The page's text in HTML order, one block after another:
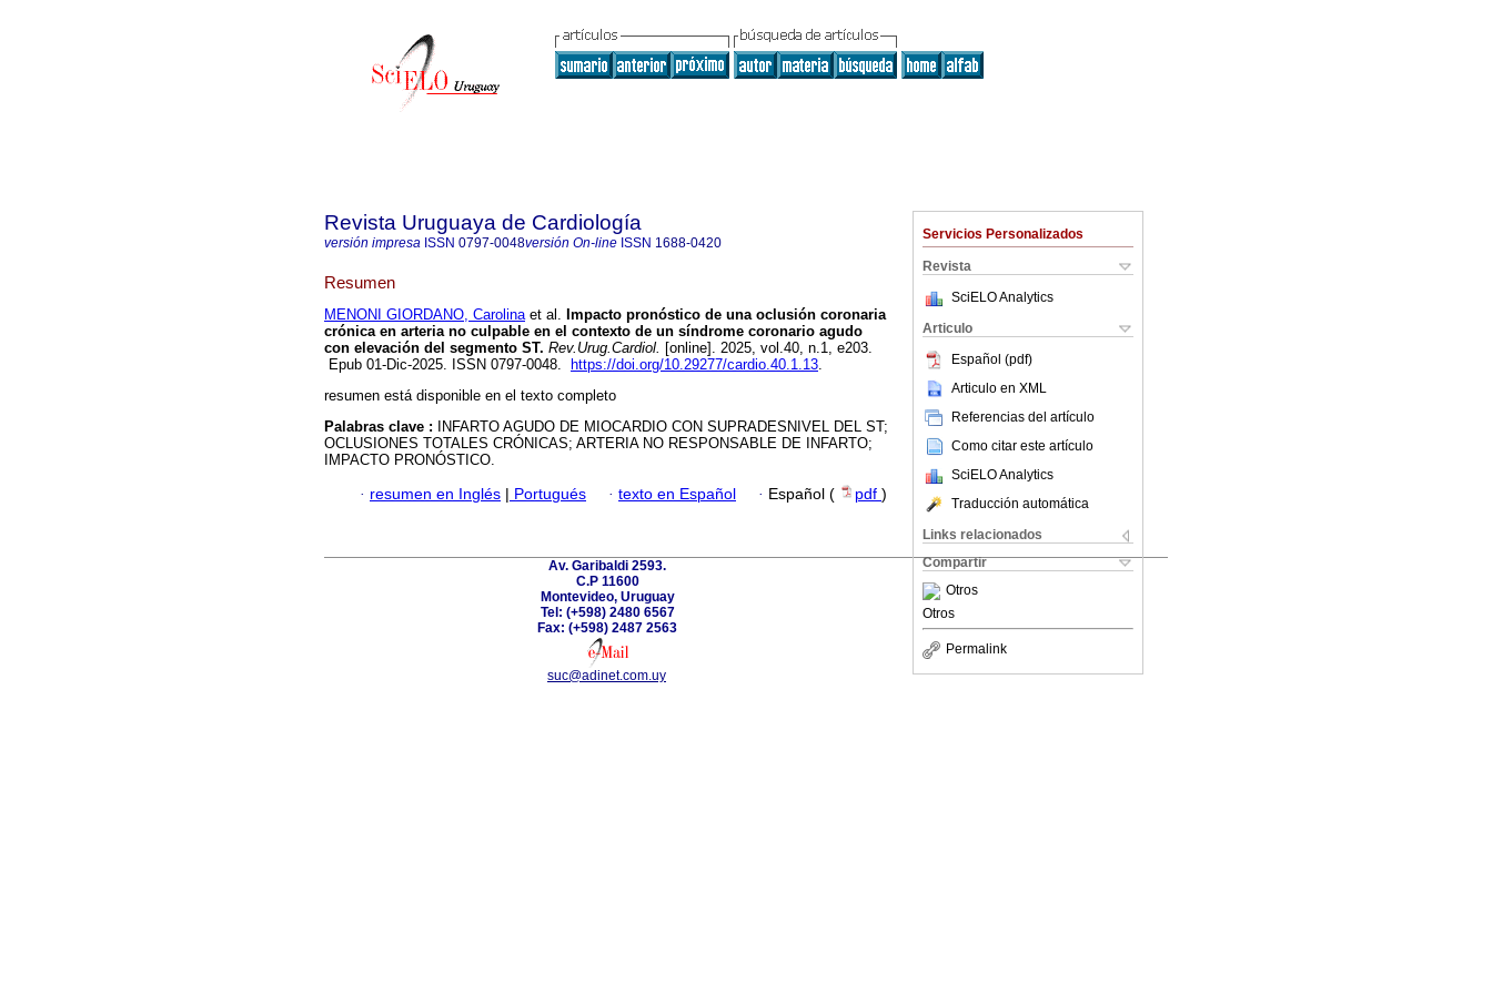
Servicios Personalizados
Revista
SciELO Analytics
Articulo
Español (pdf)
Articulo en XML
Referencias del artículo
Como citar este artículo
SciELO Analytics
Traducción automática
Links relacionados
Compartir
Otros
Otros
Permalink
Revista Uruguaya de Cardiología
versión impresa ISSN 0797-0048versión On-line ISSN 1688-0420
Resumen
MENONI GIORDANO, Carolinaet al. Impacto pronóstico de una oclusión coronaria
crónica en arteria no culpable en el contexto de un síndrome coronario agudo
con elevación del segmento ST. Rev.Urug.Cardiol. [online]. 2025, vol.40, n.1, e203.
Epub 01-Dic-2025. ISSN 0797-0048.
https://doi.org/10.29277/cardio.40.1.13.
resumen está disponible en el texto completo
Palabras clave :
INFARTO AGUDO DE MIOCARDIO CON SUPRADESNIVEL DEL ST;
OCLUSIONES TOTALES CRÓNICAS; ARTERIA NO RESPONSABLE DE INFARTO;
IMPACTO PRONÓSTICO.
· resumen en Inglés | Portugués · texto en Español · Español ( pdf )
Av. Garibaldi 2593.
C.P 11600
Montevideo, Uruguay
Tel: (+598) 2480 6567
Fax: (+598) 2487 2563
suc@adinet.com.uy